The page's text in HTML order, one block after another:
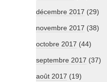
décembre 2017 (29)
novembre 2017 (38)
octobre 2017 (44)
septembre 2017 (37)
août 2017 (19)